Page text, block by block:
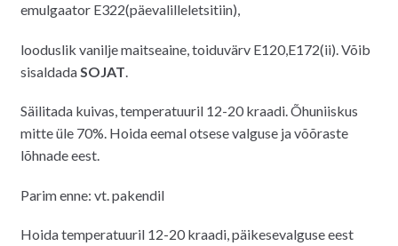
emulgaator E322(päevalilleletsitiin),
looduslik vanilje maitseaine, toiduvärv E120,E172(ii). Võib
sisaldada SOJAT
Säilitada kuivas, temperatuuril 12-20 kraadi. Õhuniiskus
mitte üle 70%. Hoida eemal otsese valguse ja võõraste
lõhnade eest.
Parim enne: vt. pakendil
Hoida temperatuuril 12-20 kraadi, päikesevalguse eest